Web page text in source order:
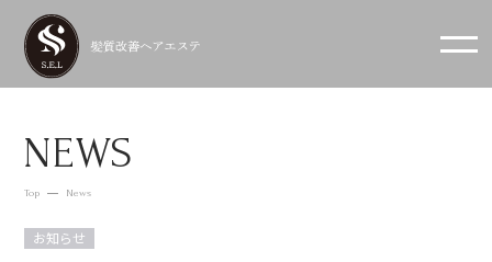
NEWS
Top News
お知らせ